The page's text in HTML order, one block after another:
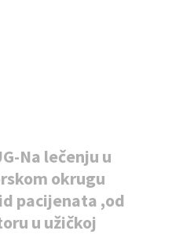
Na lečenju u
okrugu
pacijenata ,od
u užičkoj